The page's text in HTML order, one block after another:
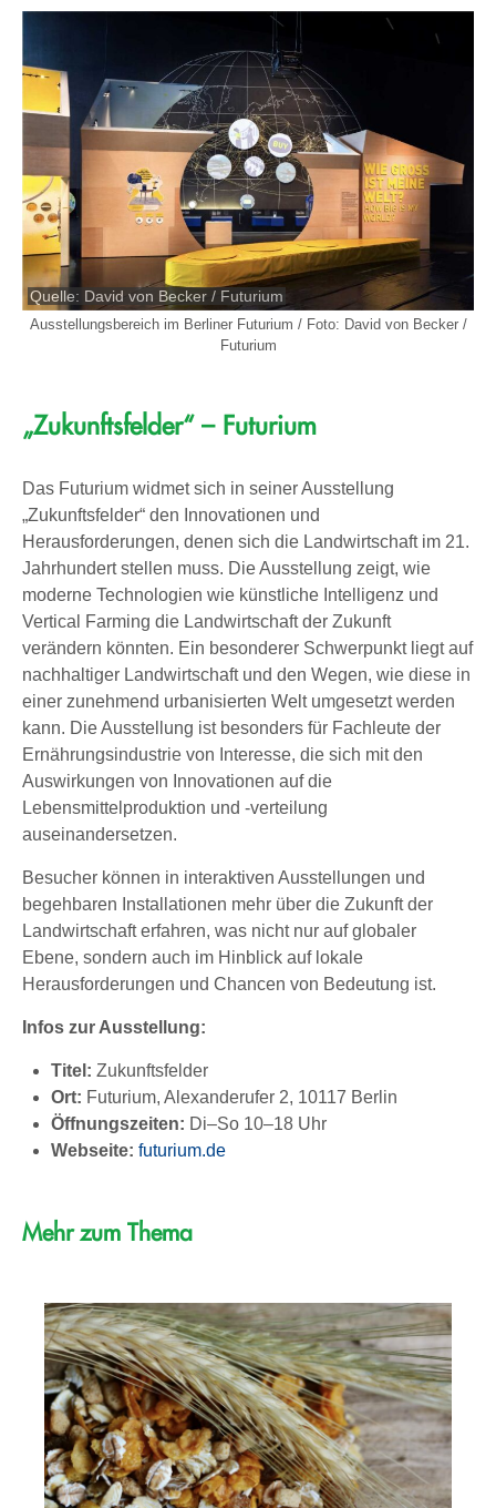
Quelle: David von Becker / Futurium
Ausstellungsbereich im Berliner Futurium / Foto: David von Becker /
Futurium
„Zukunftsfelder“ – Futurium
Das Futurium widmet sich in seiner Ausstellung
„Zukunftsfelder“ den Innovationen und
Herausforderungen, denen sich die Landwirtschaft im 21.
Jahrhundert stellen muss. Die Ausstellung zeigt, wie
moderne Technologien wie künstliche Intelligenz und
Vertical Farming die Landwirtschaft der Zukunft
verändern könnten. Ein besonderer Schwerpunkt liegt auf
nachhaltiger Landwirtschaft und den Wegen, wie diese in
einer zunehmend urbanisierten Welt umgesetzt werden
kann. Die Ausstellung ist besonders für Fachleute der
Ernährungsindustrie von Interesse, die sich mit den
Auswirkungen von Innovationen auf die
Lebensmittelproduktion und -verteilung
auseinandersetzen.
Besucher können in interaktiven Ausstellungen und
begehbaren Installationen mehr über die Zukunft der
Landwirtschaft erfahren, was nicht nur auf globaler
Ebene, sondern auch im Hinblick auf lokale
Herausforderungen und Chancen von Bedeutung ist.
Infos zur Ausstellung:
Titel: Zukunftsfelder
Ort: Futurium, Alexanderufer 2, 10117 Berlin
Öffnungszeiten: Di–So 10–18 Uhr
Webseite: futurium.de
Mehr zum Thema